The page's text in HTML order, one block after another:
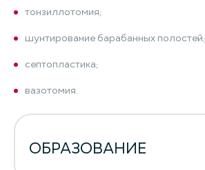
тонзиллотомия;
шунтирование барабанных полостей;
септопластика;
вазотомия.
ОБРАЗОВАНИЕ